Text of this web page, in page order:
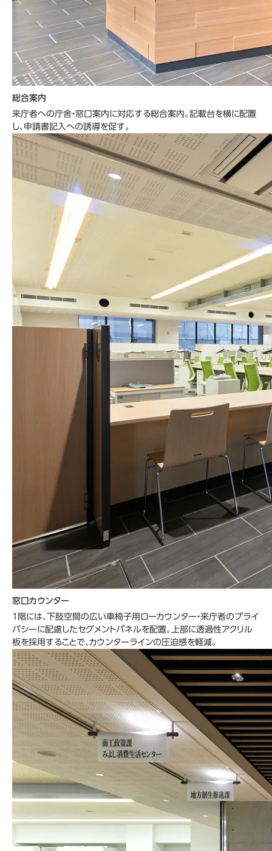
総合案内
来庁者への庁舎・窓口案内に対応する総合案内。記載台を横に配置
し、申請書記入への誘導を促す。
窓口カウンター
1階には、下肢空間の広い車椅子用ローカウンター・来庁者のプライ
バシーに配慮したセグメントパネルを配置。上部に透過性アクリル
板を採用することで、カウンターラインの圧迫感を軽減。